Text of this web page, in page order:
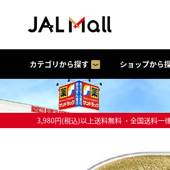
カテゴリから探す ショップから
3,980円(税込)以上送料無料 ・全国送料一